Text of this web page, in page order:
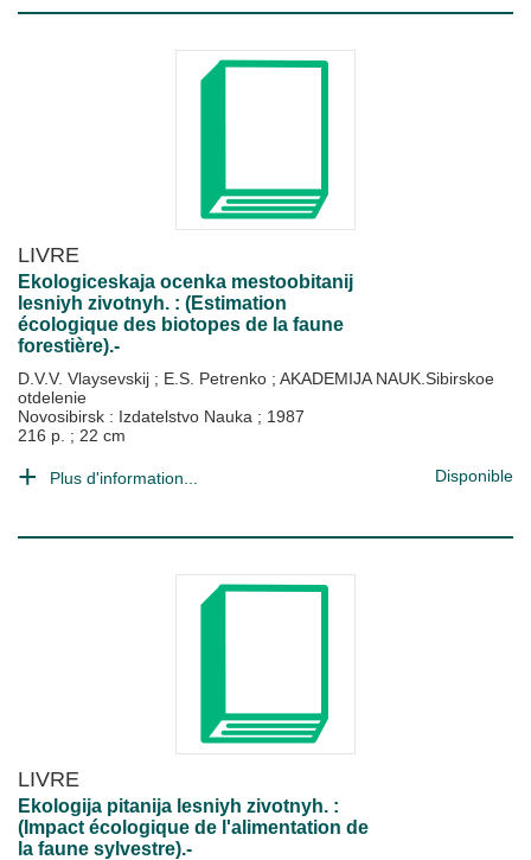
LIVRE
Ekologiceskaja ocenka mestoobitanij
lesniyh zivotnyh. : (Estimation
écologique des biotopes de la faune
forestière).-
D.V.V. Vlaysevskij ; E.S. Petrenko ; AKADEMIJA NAUK.Sibirskoe
otdelenie
Novosibirsk : Izdatelstvo Nauka ; 1987
216 p. ; 22 cm
Plus d'information... Disponible
LIVRE
Ekologija pitanija lesniyh zivotnyh. :
(Impact écologique de l'alimentation de
la faune sylvestre).-